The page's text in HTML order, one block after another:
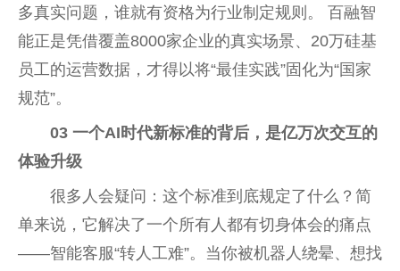
多真实问题，谁就有资格为行业制定规则。 百融智
能正是凭借覆盖8000家企业的真实场景、20万硅基
员工的运营数据，才得以将“最佳实践”固化为“国家
规范”。
03 一个AI时代新标准的背后，是亿万次交互的
体验升级
很多人会疑问：这个标准到底规定了什么？简
单来说，它解决了一个所有人都有切身体会的痛点
——智能客服“转人工难”。当你被机器人绕晕、想找